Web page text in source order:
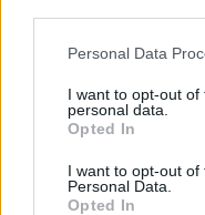
Personal Data
I want to opt-out
personal data.
Opted In
I want to opt-out of
Personal Data.
Opted In